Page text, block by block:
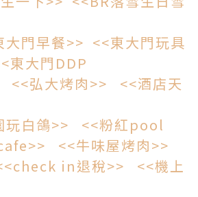
大門早餐>> <<東大門玩具
東大門DDP
<<弘大烤肉>>
<<酒店天
玩白鴿>>
<<粉紅pool
<<牛味屋烤肉>>
in退稅>>
<<機上